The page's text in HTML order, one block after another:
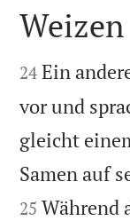

Weizen

24 Ein
vor und
gleicht
Samen auf
25 Während